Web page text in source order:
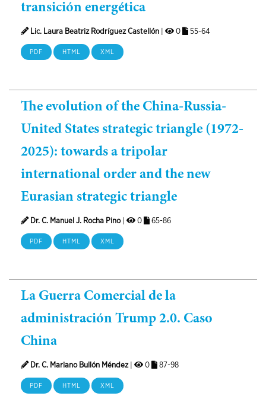
transición energética
Lic. Laura Beatriz Rodríguez Castellón 0 55-64
PDF HTML XML
The evolution of the China-Russia-
United States strategic triangle (1972-
2025): towards a tripolar
international order and the new
Eurasian strategic triangle
Dr. C. Manuel J. Rocha Pino 0 65-86
PDF HTML XML
La Guerra Comercial de la
administración Trump 2.0. Caso
China
Dr. C. Mariano Bullón Méndez 0 87-98
PDF HTML XML